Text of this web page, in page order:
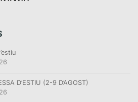
D’ESTIU (2-9 D’AGOST)